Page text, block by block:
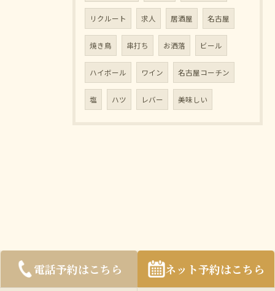
リクルート 求人 居酒屋 名古屋
焼き鳥 串打ち お洒落 ビール
ハイボール ワイン 名古屋コーチン
塩 ハツ レバー 美味しい
電話予約はこちら ネット予約はこちら